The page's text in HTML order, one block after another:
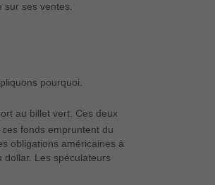
sur ses ventes.
pourquoi.
au billet vert. Ces deux
ces fonds empruntent du
obligations américaines à
Les spéculateurs